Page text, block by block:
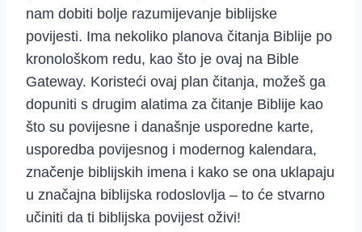
nam dobiti bolje razumijevanje biblijske
povijesti. Ima nekoliko planova čitanja Biblije po
kronološkom redu, kao što je ovaj na Bible
Gateway. Koristeći ovaj plan čitanja, možeš ga
dopuniti s drugim alatima za čitanje Biblije kao
što su povijesne i današnje usporedne karte,
usporedba povijesnog i modernog kalendara,
značenje biblijskih imena i kako se ona uklapaju
u značajna biblijska rodoslovlja – to će stvarno
učiniti da ti biblijska povijest oživi!